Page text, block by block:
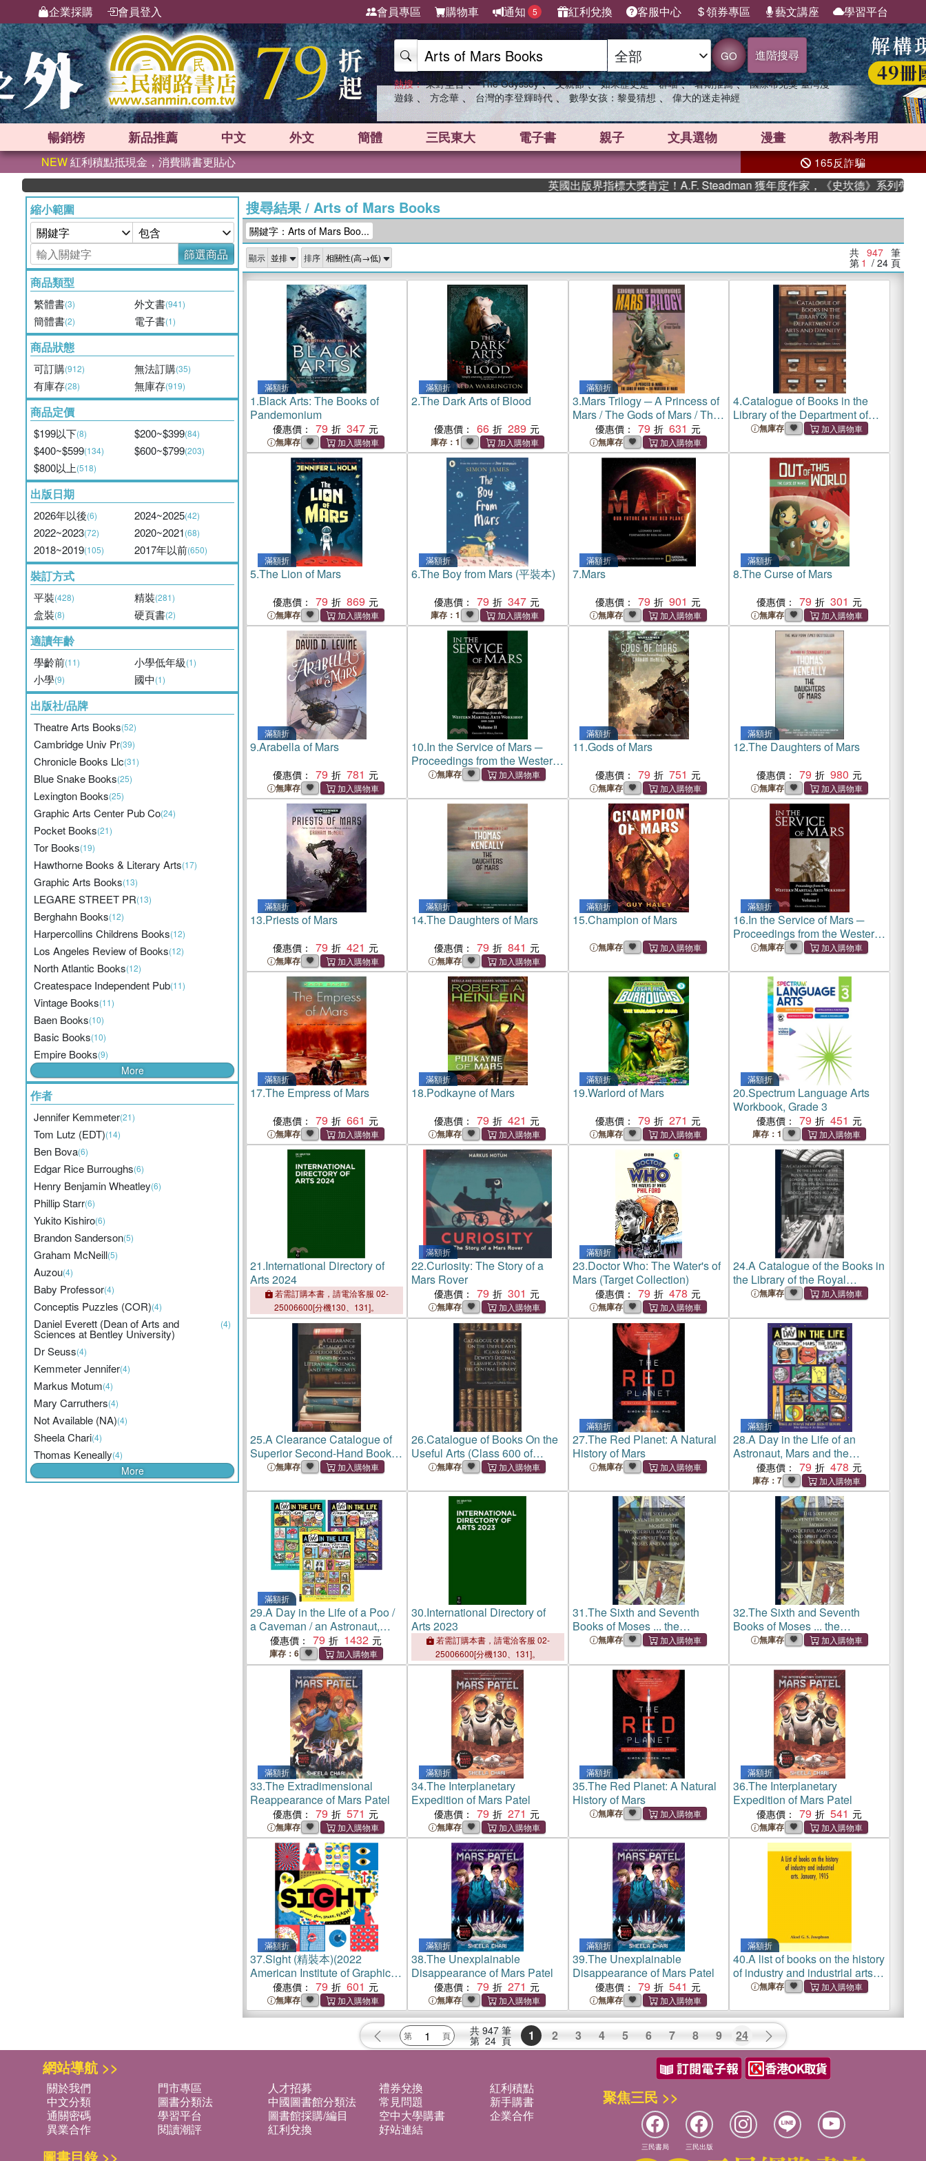
企業採購 會員登入 會員專區 購物車 通知 5 紅利兌換 客服中心 領券專區 藝文講座 學習平台
GO 進階搜尋
熱搜： 東野圭吾 、 The Odyssey 、 父親節 、 如果歷史是一群喵 、 暑期推薦 、 國際布克獎 臺灣漫
遊錄 、 方念華 、 台灣的李登輝時代 、 數學女孩：黎曼猜想 、 偉大的迷走神經
暢銷榜 新品推薦 中文 外文 簡體 三民東大 電子書 親子 文具選物 漫畫 教科考用
NEW紅利積點抵現金，消費購書更貼心 165反詐騙
英國出版界指標大獎肯定！A.F. Steadman 獲年度作家，《史坎德》系列帶你踏上熱血奇
縮小範圍
篩選商品
商品類型
繁體書(3) 外文書(941)
簡體書(2) 電子書(1)
商品狀態
可訂購(912) 無法訂購(35)
有庫存(28) 無庫存(919)
商品定價
$199以下(8) $200~$399(84)
$400~$599(134) $600~$799(203)
$800以上(518)
出版日期
2026年以後(6) 2024~2025(42)
2022~2023(72) 2020~2021(68)
2018~2019(105) 2017年以前(650)
裝訂方式
平裝(428) 精裝(281)
盒裝(8) 硬頁書(2)
適讀年齡
學齡前(11) 小學低年級(1)
小學(9) 國中(1)
出版社/品牌
Theatre Arts Books(52)
Cambridge Univ Pr(39)
Chronicle Books Llc(31)
Blue Snake Books(25)
Lexington Books(25)
Graphic Arts Center Pub Co(24)
Pocket Books(21)
Tor Books(19)
Hawthorne Books & Literary Arts(17)
Graphic Arts Books(13)
LEGARE STREET PR(13)
Berghahn Books(12)
Harpercollins Childrens Books(12)
Los Angeles Review of Books(12)
North Atlantic Books(12)
Createspace Independent Pub(11)
Vintage Books(11)
Baen Books(10)
Basic Books(10)
Empire Books(9)
More
作者
Jennifer Kemmeter(21)
Tom Lutz (EDT)(14)
Ben Bova(6)
Edgar Rice Burroughs(6)
Henry Benjamin Wheatley(6)
Phillip Starr(6)
Yukito Kishiro(6)
Brandon Sanderson(5)
Graham McNeill(5)
Auzou(4)
Baby Professor(4)
Conceptis Puzzles (COR)(4)
Daniel Everett (Dean of Arts and
Sciences at Bentley University)
(4)
Dr Seuss(4)
Kemmeter Jennifer(4)
Markus Motum(4)
Mary Carruthers(4)
Not Available (NA)(4)
Sheela Chari(4)
Thomas Keneally(4)
More
搜尋結果/ Arts of Mars Books
關鍵字：Arts of Mars Boo...
顯示 排序 共 947 筆
第 1 / 24 頁
滿額折
1.Black Arts: The Books of
Pandemonium
優惠價： 79 347
無庫存
滿額折
2.The Dark Arts of Blood
優惠價： 66 289
庫存：1
滿額折
3.Mars Trilogy ─ A Princess of
Mars / The Gods of Mars / The
Warlord of Mars
優惠價： 79 631
無庫存
4.Catalogue of Books in the
Library of the Department of
Arts and Divinity [microform]
無庫存
滿額折
5.The Lion of Mars
優惠價： 79 869
無庫存
滿額折
6.The Boy from Mars (平裝本)
優惠價： 79 347
庫存：1
滿額折
7.Mars
優惠價： 79 901
無庫存
滿額折
8.The Curse of Mars
優惠價： 79 301
無庫存
滿額折
9.Arabella of Mars
優惠價： 79 781
無庫存
10.In the Service of Mars ─
Proceedings from the Western
Martial Arts Workshop 1999-
無庫存
滿額折
11.Gods of Mars
優惠價： 79 751
無庫存
滿額折
12.The Daughters of Mars
優惠價： 79 980
無庫存
滿額折
13.Priests of Mars
優惠價： 79 421
無庫存
滿額折
14.The Daughters of Mars
優惠價： 79 841
無庫存
滿額折
15.Champion of Mars
無庫存
滿額折
16.In the Service of Mars ─
Proceedings from the Western
Martial Arts Workshop 1999-
無庫存
滿額折
17.The Empress of Mars
優惠價： 79 661
無庫存
滿額折
18.Podkayne of Mars
優惠價： 79 421
無庫存
滿額折
19.Warlord of Mars
優惠價： 79 271
無庫存
滿額折
20.Spectrum Language Arts
Workbook, Grade 3
優惠價： 79 451
庫存：1
21.International Directory of
Arts 2024
若需訂購本書，請電洽客服 02-
25006600[分機130、131]。
滿額折
22.Curiosity: The Story of a
Mars Rover
優惠價： 79 301
無庫存
滿額折
23.Doctor Who: The Water's of
Mars (Target Collection)
優惠價： 79 478
無庫存
24.A Catalogue of the Books in
the Library of the Royal
Academy of Arts, London. [By
Entitled] a Catalogue of Books
Added ...
無庫存
25.A Clearance Catalogue of
Superior Second-Hand Books
in Literature, Science, and the
無庫存
26.Catalogue of Books On the
Useful Arts (Class 600 of
Dewey's Decimal
Library
無庫存
滿額折
27.The Red Planet: A Natural
History of Mars
無庫存
滿額折
28.A Day in the Life of an
Astronaut, Mars and the
Distant Stars：Space as
You've Never Seen it Before
優惠價： 79 478
庫存：7
滿額折
29.A Day in the Life of a Poo /
a Caveman / an Astronaut,
Mars and the Distant Stars
優惠價： 79 1432
庫存：6
30.International Directory of
Arts 2023
若需訂購本書，請電洽客服 02-
25006600[分機130、131]。
31.The Sixth and Seventh
Books of Moses ... the
Wonderful Magical and Spirit
無庫存
32.The Sixth and Seventh
Books of Moses ... the
Wonderful Magical and Spirit
無庫存
滿額折
33.The Extradimensional
Reappearance of Mars Patel
優惠價： 79 571
無庫存
滿額折
34.The Interplanetary
Expedition of Mars Patel
優惠價： 79 271
無庫存
滿額折
35.The Red Planet: A Natural
History of Mars
無庫存
滿額折
36.The Interplanetary
Expedition of Mars Patel
優惠價： 79 541
無庫存
滿額折
37.Sight (精裝本)(2022
American Institute of Graphic
Arts 50 Books / 50 Covers
Winner)
優惠價： 79 601
無庫存
滿額折
38.The Unexplainable
Disappearance of Mars Patel
優惠價： 79 271
無庫存
滿額折
39.The Unexplainable
Disappearance of Mars Patel
優惠價： 79 541
無庫存
滿額折
40.A list of books on the history
of industry and industrial arts.
January, 1915
無庫存
共 947 筆
第 24 頁 1 2 3 4 5 6 7 8 9 24
網站導航 >>
關於我們 門市專區 人才招募 禮券兌換
紅利積點
中文分類
圖書分類法 中國圖書館分類法 常見問題
新手購書
通關密碼
學習平台 圖書館採購/編目 空中大學購書
企業合作
異業合作
閱讀潮評 紅利兌換 好站連結
圖書目錄 >>
聚焦三民 >>
三民書局 三民出版